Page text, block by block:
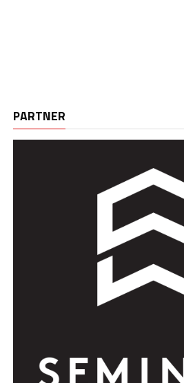
PARTNER